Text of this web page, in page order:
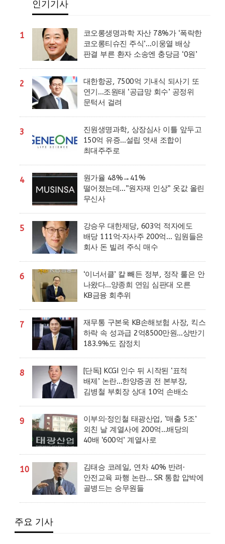
인기기사
1
코오롱생명과학 자산 78%가 ‘폭락한
코오롱티슈진 주식’…이웅열 배상
판결 부른 환자 소송엔 충당금 ‘0원’
2
대한항공, 7500억 기내식 되사기 또
연기…조원태 ‘공급망 회수’ 공정위
문턱서 걸려
3
진원생명과학, 상장심사 이틀 앞두고
150억 유증…설립 엿새 조합이
최대주주로
4
원가율 48%→41%
떨어졌는데…”원자재 인상” 옷값 올린
무신사
5
강승우 대한제당, 603억 적자에도
배당 111억·자사주 200억… 임원들은
회사 돈 빌려 주식 매수
6
‘이너서클’ 칼 빼든 정부, 정작 룰은 안
나왔다…양종희 연임 심판대 오른
KB금융 회추위
7
재무통 구본욱 KB손해보험 사장, 킥스
하락 속 성과급 2억8500만원…상반기
183.9%도 잠정치
8
[단독] KCGI 인수 뒤 시작된 ‘표적
배제’ 논란…한양증권 전 본부장,
김병철 부회장 상대 10억 손배소
9
이부의·정인철 태광산업, ‘매출 5조’
외친 날 계열사에 200억…배당의
40배 ‘600억’ 계열사로
10
김태승 코레일, 연차 40% 반려·
안전교육 파행 논란… SR 통합 압박에
골병드는 승무원들
주요 기사